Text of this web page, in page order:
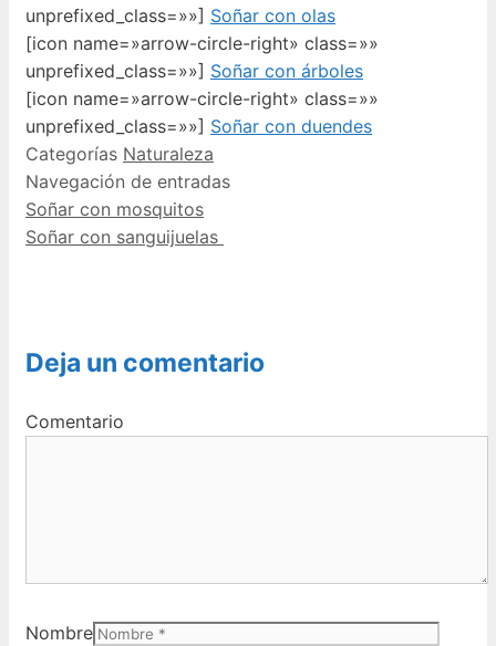
unprefixed_class=»»] Soñar con olas
[icon name=»arrow-circle-right» class=»»
unprefixed_class=»»] Soñar con árboles
[icon name=»arrow-circle-right» class=»»
unprefixed_class=»»] Soñar con duendes
Categorías Naturaleza
Navegación de entradas
Soñar con mosquitos
Soñar con sanguijuelas
Deja un comentario
Comentario
Nombre